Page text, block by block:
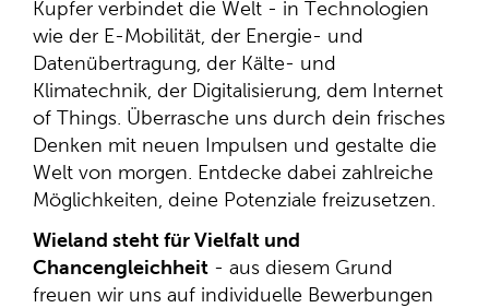
Kupfer verbindet die Welt - in Technologien
wie der E-Mobilität, der Energie- und
Datenübertragung, der Kälte- und
Klimatechnik, der Digitalisierung, dem Internet
of Things. Überrasche uns durch dein frisches
Denken mit neuen Impulsen und gestalte die
Welt von morgen. Entdecke dabei zahlreiche
Möglichkeiten, deine Potenziale freizusetzen.
Wieland steht für Vielfalt und
Chancengleichheit - aus diesem Grund
freuen wir uns auf individuelle Bewerbungen